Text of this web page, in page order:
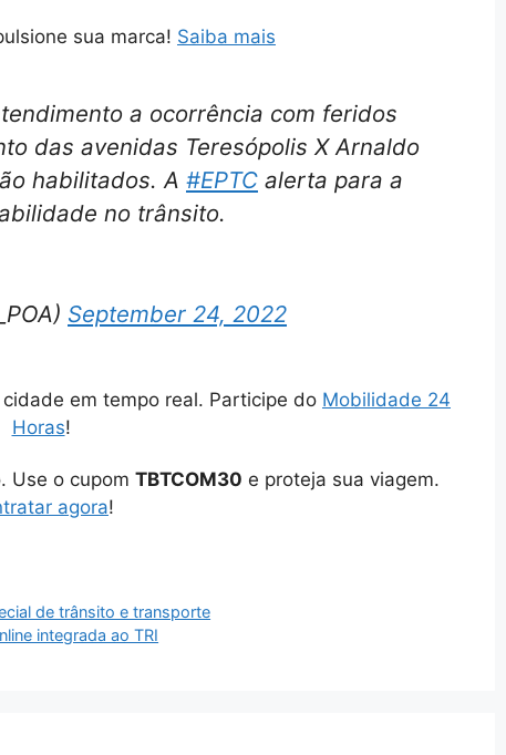
sua marca! Saiba mais
a ocorrência com feridos
das avenidas Teresópolis X Arnaldo
habilitados. A #EPTC alerta para a
no trânsito.
September 24, 2022
em tempo real. Participe do Mobilidade 24
Horas!
Use o cupom TBTCOM30 e proteja sua viagem.
agora!
de trânsito e transporte
integrada ao TRI